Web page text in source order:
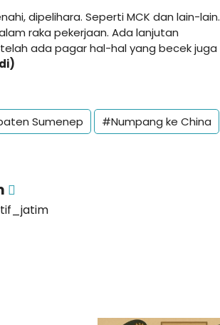
dipelihara. Seperti MCK dan lain-lain.
raka pekerjaan. Ada lanjutan
ada pagar hal-hal yang becek juga
Sumenep
#Numpang ke China